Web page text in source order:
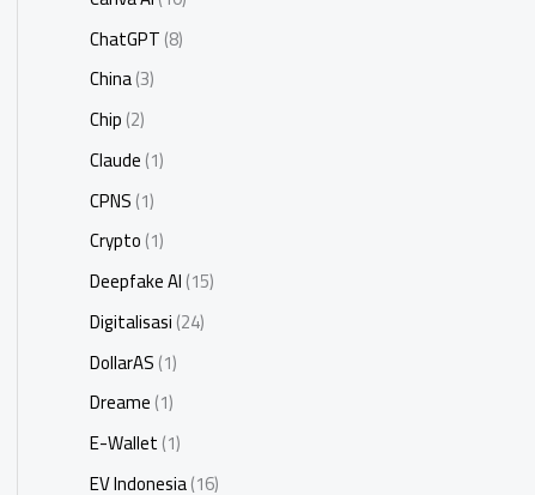
ChatGPT(8)
China(3)
Chip(2)
Claude(1)
CPNS(1)
Crypto(1)
Deepfake AI(15)
Digitalisasi(24)
DollarAS(1)
Dreame(1)
E-Wallet(1)
EV Indonesia(16)